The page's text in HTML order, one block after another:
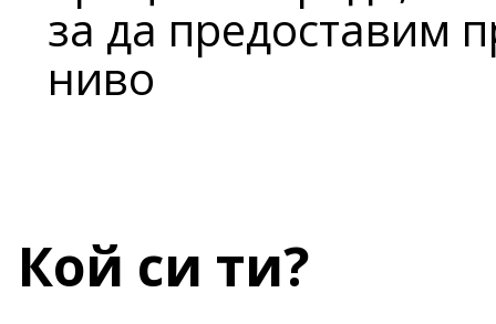
за да предоставим
ниво
Кой си ти?